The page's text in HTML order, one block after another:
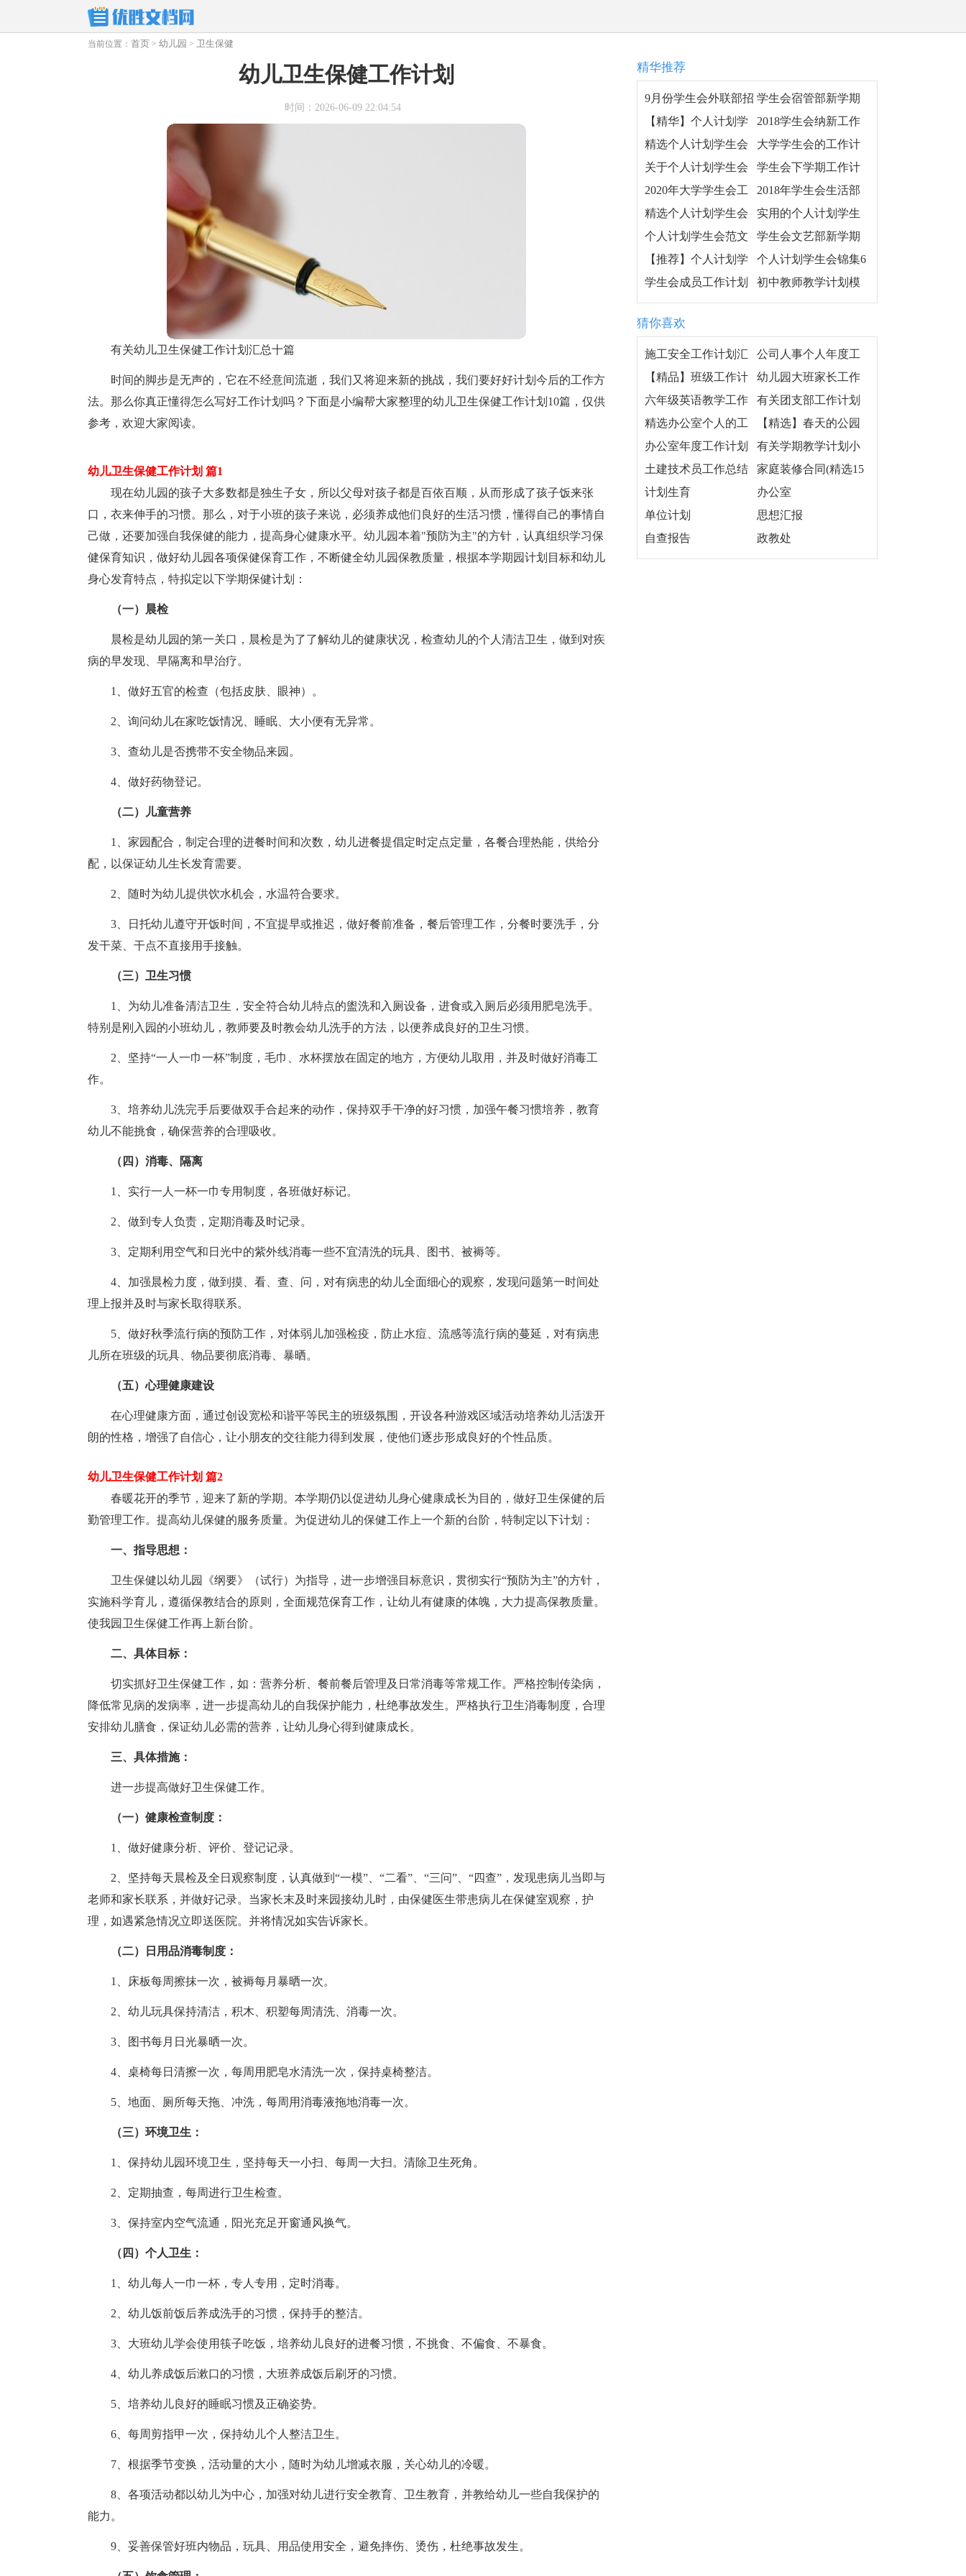
当前位置： 首页 > 幼儿园 > 卫生保健
幼儿卫生保健工作计划
时间：2026-06-09 22:04:54
有关幼儿卫生保健工作计划汇总十篇
时间的脚步是无声的，它在不经意间流逝，我们又将迎来新的挑战，我们要好好计划今后的工作方
法。那么你真正懂得怎么写好工作计划吗？下面是小编帮大家整理的幼儿卫生保健工作计划10篇，仅供
参考，欢迎大家阅读。
幼儿卫生保健工作计划 篇1
现在幼儿园的孩子大多数都是独生子女，所以父母对孩子都是百依百顺，从而形成了孩子饭来张
口，衣来伸手的习惯。那么，对于小班的孩子来说，必须养成他们良好的生活习惯，懂得自己的事情自
己做，还要加强自我保健的能力，提高身心健康水平。幼儿园本着"预防为主"的方针，认真组织学习保
健保育知识，做好幼儿园各项保健保育工作，不断健全幼儿园保教质量，根据本学期园计划目标和幼儿
身心发育特点，特拟定以下学期保健计划：
（一）晨检
晨检是幼儿园的第一关口，晨检是为了了解幼儿的健康状况，检查幼儿的个人清洁卫生，做到对疾
病的早发现、早隔离和早治疗。
1、做好五官的检查（包括皮肤、眼神）。
2、询问幼儿在家吃饭情况、睡眠、大小便有无异常。
3、查幼儿是否携带不安全物品来园。
4、做好药物登记。
（二）儿童营养
1、家园配合，制定合理的进餐时间和次数，幼儿进餐提倡定时定点定量，各餐合理热能，供给分
配，以保证幼儿生长发育需要。
2、随时为幼儿提供饮水机会，水温符合要求。
3、日托幼儿遵守开饭时间，不宜提早或推迟，做好餐前准备，餐后管理工作，分餐时要洗手，分
发干菜、干点不直接用手接触。
（三）卫生习惯
1、为幼儿准备清洁卫生，安全符合幼儿特点的盥洗和入厕设备，进食或入厕后必须用肥皂洗手。
特别是刚入园的小班幼儿，教师要及时教会幼儿洗手的方法，以便养成良好的卫生习惯。
2、坚持“一人一巾一杯”制度，毛巾、水杯摆放在固定的地方，方便幼儿取用，并及时做好消毒工
作。
3、培养幼儿洗完手后要做双手合起来的动作，保持双手干净的好习惯，加强午餐习惯培养，教育
幼儿不能挑食，确保营养的合理吸收。
（四）消毒、隔离
1、实行一人一杯一巾专用制度，各班做好标记。
2、做到专人负责，定期消毒及时记录。
3、定期利用空气和日光中的紫外线消毒一些不宜清洗的玩具、图书、被褥等。
4、加强晨检力度，做到摸、看、查、问，对有病患的幼儿全面细心的观察，发现问题第一时间处
理上报并及时与家长取得联系。
5、做好秋季流行病的预防工作，对体弱儿加强检疫，防止水痘、流感等流行病的蔓延，对有病患
儿所在班级的玩具、物品要彻底消毒、暴晒。
（五）心理健康建设
在心理健康方面，通过创设宽松和谐平等民主的班级氛围，开设各种游戏区域活动培养幼儿活泼开
朗的性格，增强了自信心，让小朋友的交往能力得到发展，使他们逐步形成良好的个性品质。
幼儿卫生保健工作计划 篇2
春暖花开的季节，迎来了新的学期。本学期仍以促进幼儿身心健康成长为目的，做好卫生保健的后
勤管理工作。提高幼儿保健的服务质量。为促进幼儿的保健工作上一个新的台阶，特制定以下计划：
一、指导思想：
卫生保健以幼儿园《纲要》（试行）为指导，进一步增强目标意识，贯彻实行“预防为主”的方针，
实施科学育儿，遵循保教结合的原则，全面规范保育工作，让幼儿有健康的体魄，大力提高保教质量。
使我园卫生保健工作再上新台阶。
二、具体目标：
切实抓好卫生保健工作，如：营养分析、餐前餐后管理及日常消毒等常规工作。严格控制传染病，
降低常见病的发病率，进一步提高幼儿的自我保护能力，杜绝事故发生。严格执行卫生消毒制度，合理
安排幼儿膳食，保证幼儿必需的营养，让幼儿身心得到健康成长。
三、具体措施：
进一步提高做好卫生保健工作。
（一）健康检查制度：
1、做好健康分析、评价、登记记录。
2、坚持每天晨检及全日观察制度，认真做到“一模”、“二看”、“三问”、“四查”，发现患病儿当即与
老师和家长联系，并做好记录。当家长末及时来园接幼儿时，由保健医生带患病儿在保健室观察，护
理，如遇紧急情况立即送医院。并将情况如实告诉家长。
（二）日用品消毒制度：
1、床板每周擦抹一次，被褥每月暴晒一次。
2、幼儿玩具保持清洁，积木、积塑每周清洗、消毒一次。
3、图书每月日光暴晒一次。
4、桌椅每日清擦一次，每周用肥皂水清洗一次，保持桌椅整洁。
5、地面、厕所每天拖、冲洗，每周用消毒液拖地消毒一次。
（三）环境卫生：
1、保持幼儿园环境卫生，坚持每天一小扫、每周一大扫。清除卫生死角。
2、定期抽查，每周进行卫生检查。
3、保持室内空气流通，阳光充足开窗通风换气。
（四）个人卫生：
1、幼儿每人一巾一杯，专人专用，定时消毒。
2、幼儿饭前饭后养成洗手的习惯，保持手的整洁。
3、大班幼儿学会使用筷子吃饭，培养幼儿良好的进餐习惯，不挑食、不偏食、不暴食。
4、幼儿养成饭后漱口的习惯，大班养成饭后刷牙的习惯。
5、培养幼儿良好的睡眠习惯及正确姿势。
6、每周剪指甲一次，保持幼儿个人整洁卫生。
7、根据季节变换，活动量的大小，随时为幼儿增减衣服，关心幼儿的冷暖。
8、各项活动都以幼儿为中心，加强对幼儿进行安全教育、卫生教育，并教给幼儿一些自我保护的
能力。
9、妥善保管好班内物品，玩具、用品使用安全，避免摔伤、烫伤，杜绝事故发生。
精华推荐
9月份学生会外联部招
新工作计划
学生会宿管部新学期
工作计划,学生会宿管
部新学期个人工作计
划安排
【精华】个人计划学
生会模板集合10篇
2018学生会纳新工作
计划
精选个人计划学生会
模板集合8篇
大学学生会的工作计
划模板
关于个人计划学生会
范文汇总5篇
学生会下学期工作计
划范本
2020年大学学生会工
作计划
2018年学生会生活部
工作计划最新版
精选个人计划学生会
锦集8篇
实用的个人计划学生
会汇编6篇
个人计划学生会范文
锦集十篇
学生会文艺部新学期
活动计划
【推荐】个人计划学
生会汇总八篇
个人计划学生会锦集6
篇
学生会成员工作计划
格式
初中教师教学计划模
板合集7篇
猜你喜欢
施工安全工作计划汇
编5篇
公司人事个人年度工
作计划精选14篇
【精品】班级工作计
划集锦九篇
幼儿园大班家长工作
计划
六年级英语教学工作
总结15篇
有关团支部工作计划
模板集合八篇
精选办公室个人的工
作计划汇总九篇
【精选】春天的公园
二年级作文3篇
办公室年度工作计划
合集九篇
有关学期教学计划小
班范文六篇
土建技术员工作总结
家庭装修合同(精选15
篇)
计划生育
办公室
单位计划
思想汇报
自查报告
政教处